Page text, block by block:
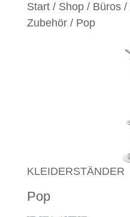
Start/ Shop/ Büros/
Zubehör/ Pop
KLEIDERSTÄNDER
Pop